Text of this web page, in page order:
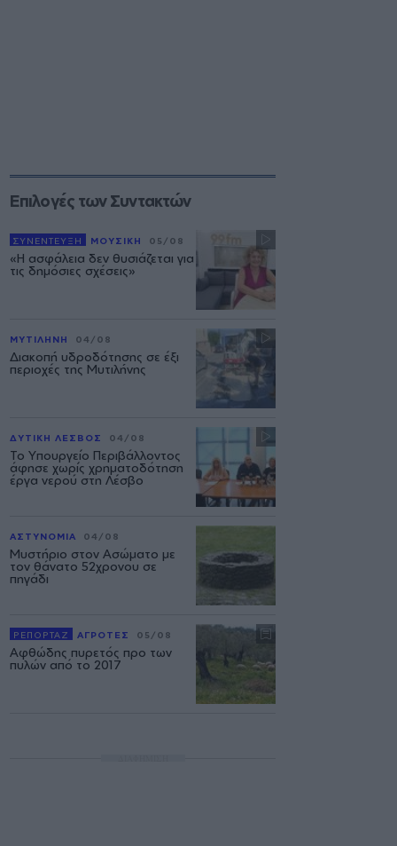
Επιλογές των Συντακτών
ΣΥΝΕΝΤΕΥΞΗ ΜΟΥΣΙΚΗ 05/08
«Η ασφάλεια δεν θυσιάζεται για
τις δημόσιες σχέσεις»
ΜΥΤΙΛΗΝΗ 04/08
Διακοπή υδροδότησης σε έξι
περιοχές της Μυτιλήνης
ΔΥΤΙΚΗ ΛΕΣΒΟΣ 04/08
Το Υπουργείο Περιβάλλοντος
άφησε χωρίς χρηματοδότηση
έργα νερού στη Λέσβο
ΑΣΤΥΝΟΜΙΑ 04/08
Μυστήριο στον Ασώματο με
τον θάνατο 52χρονου σε
πηγάδι
ΡΕΠΟΡΤΑΖ ΑΓΡΟΤΕΣ 05/08
Αφθώδης πυρετός προ των
πυλών από το 2017